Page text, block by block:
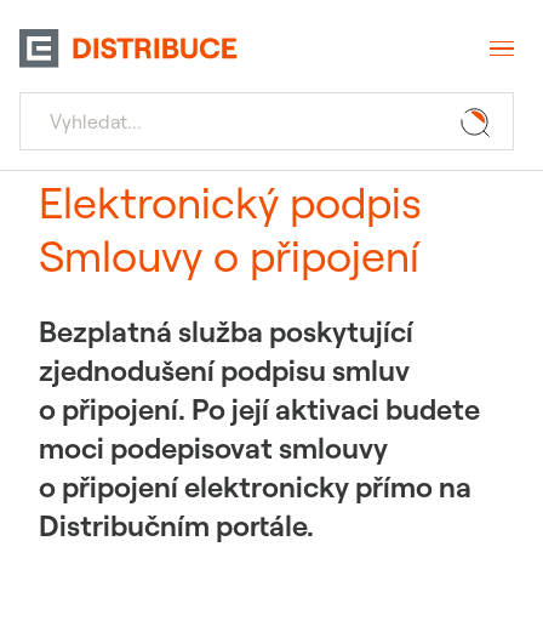
Elektronický podpis
Smlouvy o připojení
Bezplatná služba poskytující
zjednodušení podpisu smluv
o připojení. Po její aktivaci budete
moci podepisovat smlouvy
o připojení elektronicky přímo na
Distribučním portále.